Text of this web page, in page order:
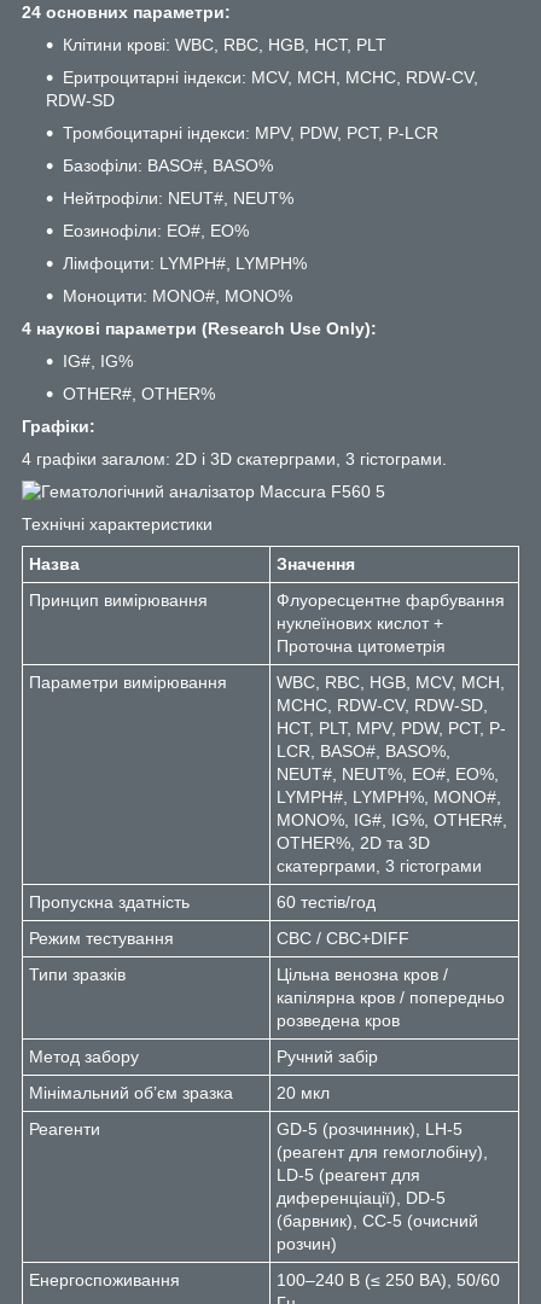
24 основних параметри:
Клітини крові: WBC, RBC, HGB, HCT, PLT
Еритроцитарні індекси: MCV, MCH, MCHC, RDW-CV,
RDW-SD
Тромбоцитарні індекси: MPV, PDW, PCT, P-LCR
Базофіли: BASO#, BASO%
Нейтрофіли: NEUT#, NEUT%
Еозинофіли: EO#, EO%
Лімфоцити: LYMPH#, LYMPH%
Моноцити: MONO#, MONO%
4 наукові параметри (Research Use Only):
IG#, IG%
OTHER#, OTHER%
Графіки:
4 графіки загалом: 2D і 3D скатерграми, 3 гістограми.
Технічні характеристики
Назва
Значення
Принцип вимірювання
Флуоресцентне фарбування
нуклеїнових кислот +
Проточна цитометрія
Параметри вимірювання
WBC, RBC, HGB, MCV, MCH,
MCHC, RDW-CV, RDW-SD,
HCT, PLT, MPV, PDW, PCT, P-
LCR, BASO#, BASO%,
NEUT#, NEUT%, EO#, EO%,
LYMPH#, LYMPH%, MONO#,
MONO%, IG#, IG%, OTHER#,
OTHER%, 2D та 3D
скатерграми, 3 гістограми
Пропускна здатність
60 тестів/год
Режим тестування
CBC / CBC+DIFF
Типи зразків
Цільна венозна кров /
капілярна кров / попередньо
розведена кров
Метод забору
Ручний забір
Мінімальний об’єм зразка
20 мкл
Реагенти
GD-5 (розчинник), LH-5
(реагент для гемоглобіну),
LD-5 (реагент для
диференціації), DD-5
(барвник), CC-5 (очисний
розчин)
Енергоспоживання
100–240 В (≤ 250 ВА), 50/60